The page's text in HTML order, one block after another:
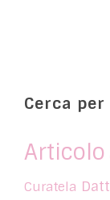
Cerca
Articolo
Curatela